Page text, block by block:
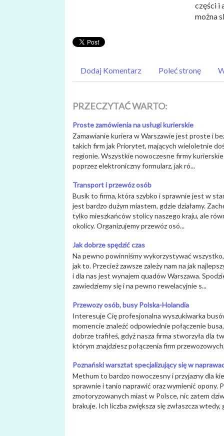
części i
można
Dodaj Komentarz Poleć stronę
PRZECZYTAĆ WARTO:
Proste zamówienia na usługi kurierskie
Zamawianie kuriera w Warszawie jest proste i
takich firm jak Priorytet, mających wieloletnie
regionie. Wszystkie nowoczesne firmy kurierskie
poprzez elektroniczny formularz, jak ró...
Transport i przewóz osób
Busik to firma, która szybko i sprawnie jest w
jest bardzo dużym miastem, gdzie działamy.
tylko mieszkańców stolicy naszego kraju, ale
okolicy. Organizujemy przewóz osó...
Jak dobrze spędzić czas
Na pewno powinniśmy wykorzystywać
jak to. Przecież zawsze zależy nam na jak
i dla nas jest wynajem quadów Warszawa.
zawiedziemy się i na pewno rewelacyjnie s...
Przewozy osób, busy Polska-Holandia
Interesuje Cię profesjonalna wyszukiwarka
momencie znaleźć odpowiednie połączenie
dobrze trafiłeś, gdyż nasza firma stworzyła dla
którym znajdziesz połączenia firm
Poznański warsztat specjalizujący się w
Methum to bardzo nowoczesny i przyjazny dla
sprawnie i tanio naprawić oraz wymienić opony.
zmotoryzowanych miast w Polsce, nic zatem
brakuje. Ich liczba zwiększa się zwłaszcza wtedy,